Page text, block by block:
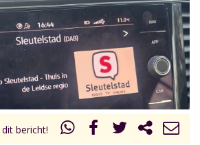
uur 1 van 0 Volgend uur
dit bericht!